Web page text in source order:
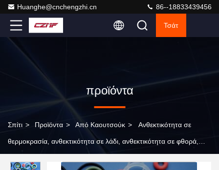
Huanghe@cnchengzhi.cn 86--18833439456
Τσάτ
προϊόντα
Σπίτι > Προϊόντα > Από Καουτσούκ > Ανθεκτικότητα σε
θερμοκρασία, ανθεκτικότητα σε λάδι, ανθεκτικότητα σε φθορά,